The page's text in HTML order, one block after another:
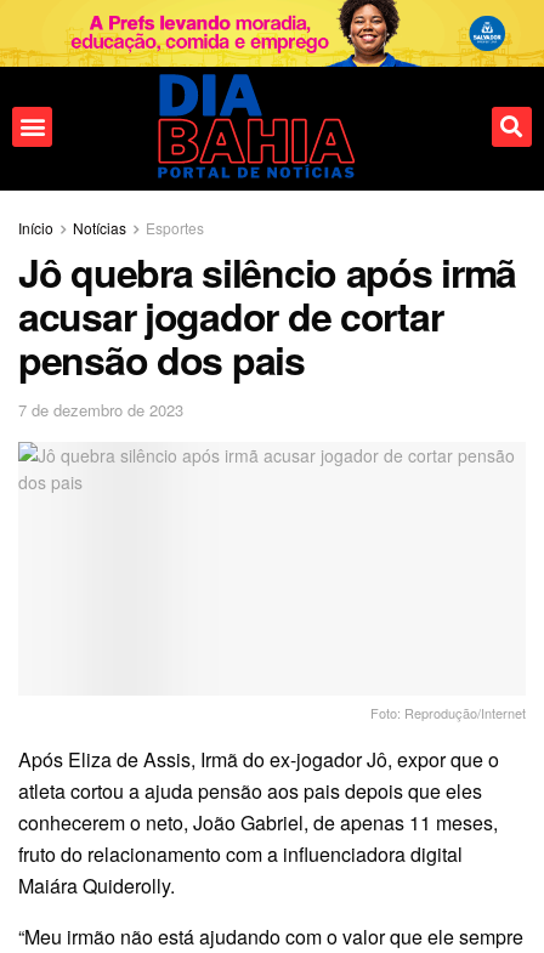
Início Notícias Esportes
Jô quebra silêncio após irmã
acusar jogador de cortar
pensão dos pais
7 de dezembro de 2023
Foto: Reprodução/Internet
Após Eliza de Assis, Irmã do ex-jogador Jô, expor que o
atleta cortou a ajuda pensão aos pais depois que eles
conhecerem o neto, João Gabriel, de apenas 11 meses,
fruto do relacionamento com a influenciadora digital
Maiára Quiderolly.
“Meu irmão não está ajudando com o valor que ele sempre